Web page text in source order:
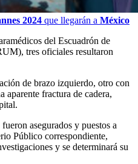
2024 que llegarán a México
del Escuadrón de
tres oficiales resultaron
de brazo izquierdo, otro con
aparente fractura de cadera,
asegurados y puestos a
Público correspondiente,
y se determinará su